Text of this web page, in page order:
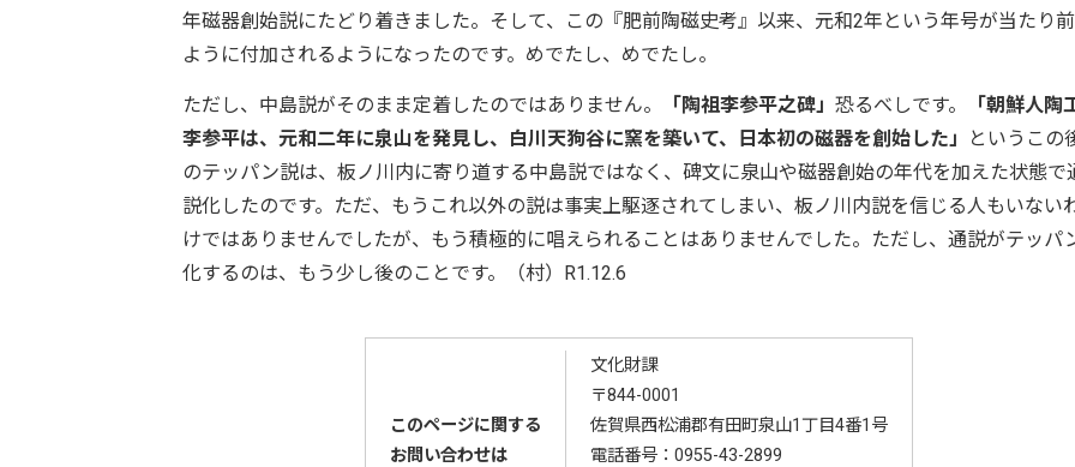
年磁器創始説にたどり着きました。そして、この『肥前陶磁史考』以来、元和2年という年号が当たり
ように付加されるようになったのです。めでたし、めでたし。
ただし、中島説がそのまま定着したのではありません。 「陶祖李参平之碑」 恐るべしです。
「朝鮮人陶
李参平は、元和二年に泉山を発見し、白川天狗谷に窯を築いて、日本初の磁器を創始した」
というこの
のテッパン説は、板ノ川内に寄り道する中島説ではなく、碑文に泉山や磁器創始の年代を加えた状態で
説化したのです。ただ、もうこれ以外の説は事実上駆逐されてしまい、板ノ川内説を信じる人もいない
けではありませんでしたが、もう積極的に唱えられることはありませんでした。ただし、通説がテッパ
化するのは、もう少し後のことです。（村）R1.12.6
このページに関する
お問い合わせは
文化財課
〒844-0001
佐賀県西松浦郡有田町泉山1丁目4番1号
電話番号： 0955-43-2899